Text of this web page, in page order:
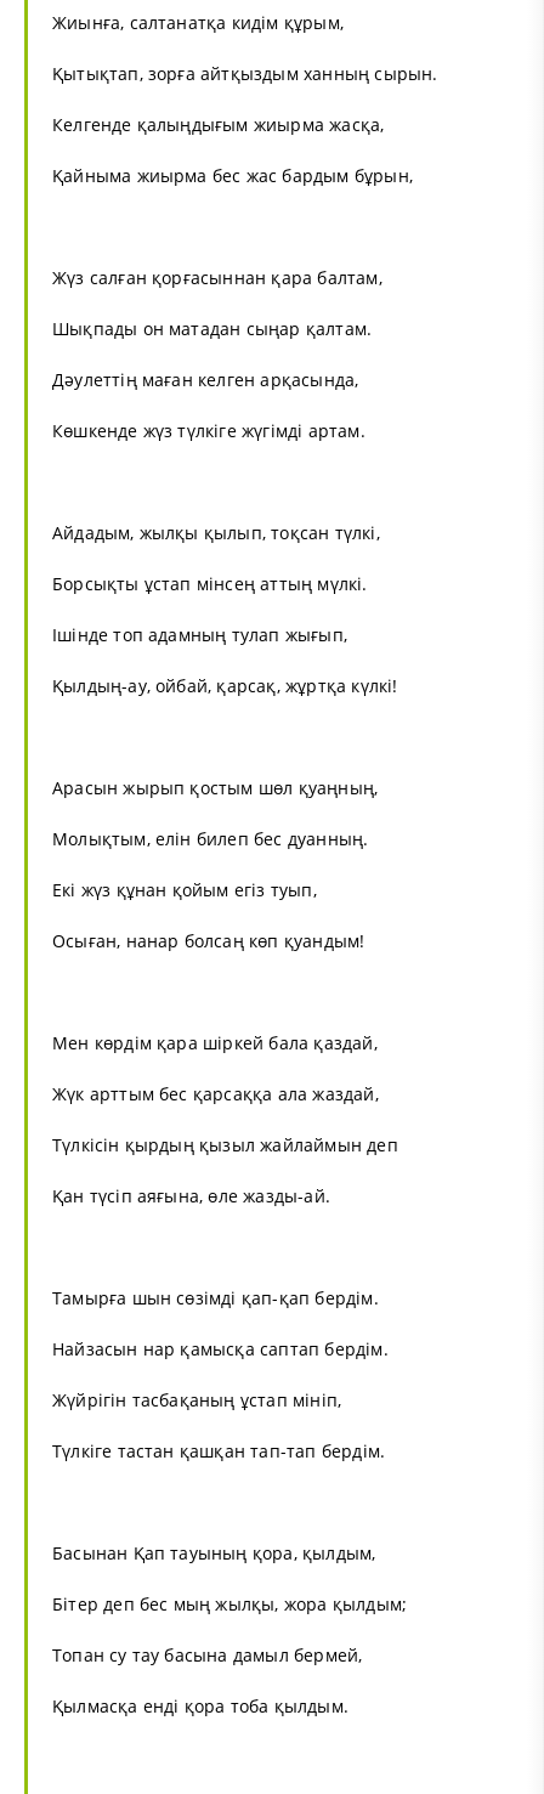
Жиынға, салтанатқа кидім құрым,
Қытықтап, зорға айтқыздым ханның сырын.
Келгенде қалыңдығым жиырма жасқа,
Қайныма жиырма бес жас бардым бұрын,
Жүз салған қорғасыннан қара балтам,
Шықпады он матадан сыңар қалтам.
Дәулеттің маған келген арқасында,
Көшкенде жүз түлкіге жүгімді артам.
Айдадым, жылқы қылып, тоқсан түлкі,
Борсықты ұстап мінсең аттың мүлкі.
Ішінде топ адамның тулап жығып,
Қылдың-ау, ойбай, қарсақ, жұртқа күлкі!
Арасын жырып қостым шөл қуаңның,
Молықтым, елін билеп бес дуанның.
Екі жүз құнан қойым егіз туып,
Осыған, нанар болсаң көп қуандым!
Мен көрдім қара шіркей бала қаздай,
Жүк арттым бес қарсаққа ала жаздай,
Түлкісін қырдың қызыл жайлаймын деп
Қан түсіп аяғына, өле жазды-ай.
Тамырға шын сөзімді қап-қап бердім.
Найзасын нар қамысқа саптап бердім.
Жүйрігін тасбақаның ұстап мініп,
Түлкіге тастан қашқан тап-тап бердім.
Басынан Қап тауының қора, қылдым,
Бітер деп бес мың жылқы, жора қылдым;
Топан су тау басына дамыл бермей,
Қылмасқа енді қора тоба қылдым.